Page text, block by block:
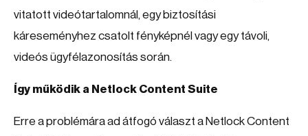
vitatott videótartalomnál, egy biztosítási
káreseményhez csatolt fényképnél vagy egy távoli,
videós ügyfélazonosítás során.
Így működik a Netlock Content Suite
Erre a problémára ad átfogó választ a Netlock Content